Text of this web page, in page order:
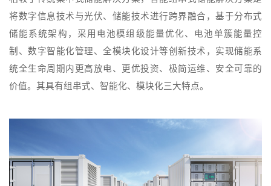
将数字信息技术与光伏、储能技术进行跨界融合，基于分布式
储能系统架构，采用电池模组级能量优化、电池单簇能量控
制、数字智能化管理、全模块化设计等创新技术，实现储能系
统全生命周期内更高放电、更优投资、极简运维、安全可靠的
价值。其具有组串式、智能化、模块化三大特点。